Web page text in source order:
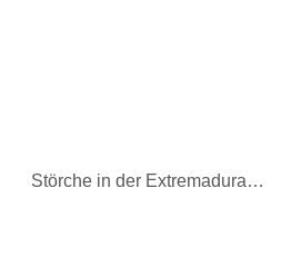
Störche in der Extremadura…